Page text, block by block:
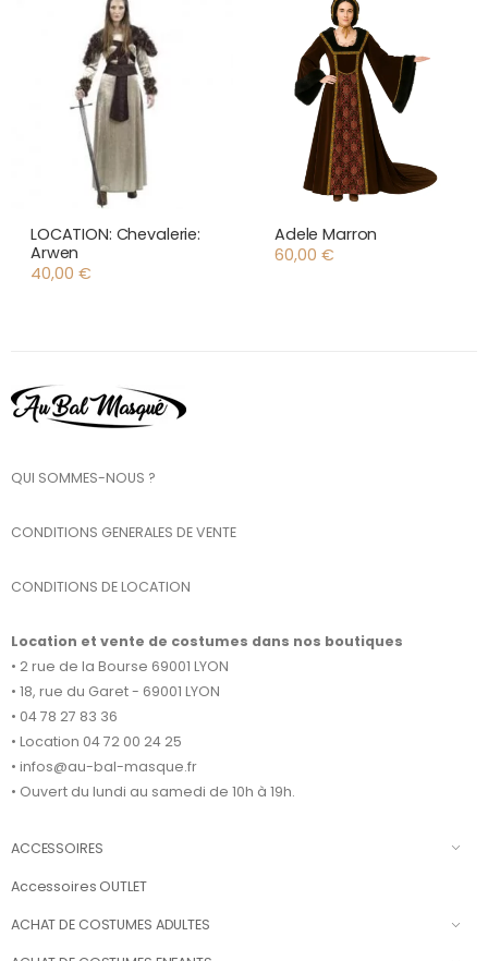
LOCATION: Chevalerie:
Arwen
40,00 €
Adele Marron
60,00 €
QUI SOMMES-NOUS ?
CONDITIONS GENERALES DE VENTE
CONDITIONS DE LOCATION
Location et vente de costumes dans nos boutiques
• 2 rue de la Bourse 69001 LYON
• 18, rue du Garet - 69001 LYON
• 04 78 27 83 36
• Location 04 72 00 24 25
• infos@au-bal-masque.fr
• Ouvert du lundi au samedi de 10h à 19h.
ACCESSOIRES
Accessoires OUTLET
ACHAT DE COSTUMES ADULTES